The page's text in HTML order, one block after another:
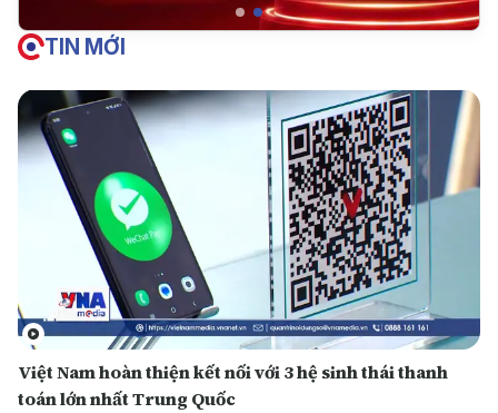
TIN MỚI
Việt Nam hoàn thiện kết nối với 3 hệ sinh thái thanh
toán lớn nhất Trung Quốc